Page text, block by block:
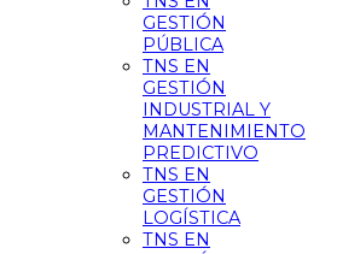
GESTIÓN
PÚBLICA
TNS EN
GESTIÓN
INDUSTRIAL Y
MANTENIMIENTO
PREDICTIVO
TNS EN
GESTIÓN
LOGÍSTICA
TNS EN